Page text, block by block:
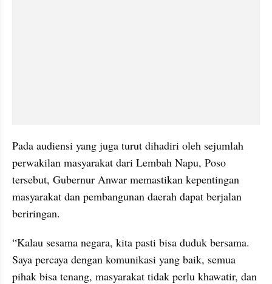
Pada audiensi yang juga turut dihadiri oleh sejumlah
perwakilan masyarakat dari Lembah Napu, Poso
tersebut, Gubernur Anwar memastikan kepentingan
masyarakat dan pembangunan daerah dapat berjalan
beriringan.
“Kalau sesama negara, kita pasti bisa duduk bersama.
Saya percaya dengan komunikasi yang baik, semua
pihak bisa tenang, masyarakat tidak perlu khawatir, dan